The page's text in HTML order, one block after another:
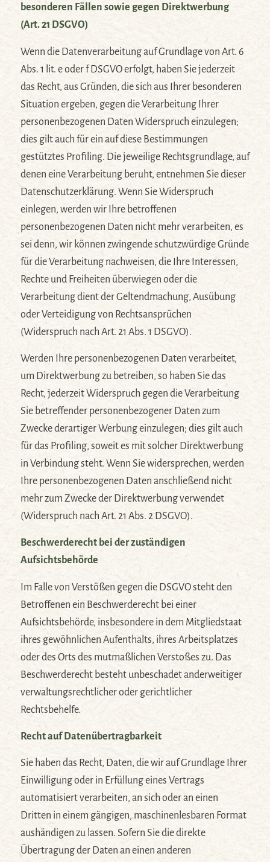
besonderen Fällen sowie gegen Direktwerbung
(Art. 21 DSGVO)
Wenn die Datenverarbeitung auf Grundlage von Art. 6
Abs. 1 lit. e oder f DSGVO erfolgt, haben Sie jederzeit
das Recht, aus Gründen, die sich aus Ihrer besonderen
Situation ergeben, gegen die Verarbeitung Ihrer
personenbezogenen Daten Widerspruch einzulegen;
dies gilt auch für ein auf diese Bestimmungen
gestütztes Profiling. Die jeweilige Rechtsgrundlage, auf
denen eine Verarbeitung beruht, entnehmen Sie dieser
Datenschutzerklärung. Wenn Sie Widerspruch
einlegen, werden wir Ihre betroffenen
personenbezogenen Daten nicht mehr verarbeiten, es
sei denn, wir können zwingende schutzwürdige Gründe
für die Verarbeitung nachweisen, die Ihre Interessen,
Rechte und Freiheiten überwiegen oder die
Verarbeitung dient der Geltendmachung, Ausübung
oder Verteidigung von Rechtsansprüchen
(Widerspruch nach Art. 21 Abs. 1 DSGVO).
Werden Ihre personenbezogenen Daten verarbeitet,
um Direktwerbung zu betreiben, so haben Sie das
Recht, jederzeit Widerspruch gegen die Verarbeitung
Sie betreffender personenbezogener Daten zum
Zwecke derartiger Werbung einzulegen; dies gilt auch
für das Profiling, soweit es mit solcher Direktwerbung
in Verbindung steht. Wenn Sie widersprechen, werden
Ihre personenbezogenen Daten anschließend nicht
mehr zum Zwecke der Direktwerbung verwendet
(Widerspruch nach Art. 21 Abs. 2 DSGVO).
Beschwerderecht bei der zuständigen
Aufsichtsbehörde
Im Falle von Verstößen gegen die DSGVO steht den
Betroffenen ein Beschwerderecht bei einer
Aufsichtsbehörde, insbesondere in dem Mitgliedstaat
ihres gewöhnlichen Aufenthalts, ihres Arbeitsplatzes
oder des Orts des mutmaßlichen Verstoßes zu. Das
Beschwerderecht besteht unbeschadet anderweitiger
verwaltungsrechtlicher oder gerichtlicher
Rechtsbehelfe.
Recht auf Datenübertragbarkeit
Sie haben das Recht, Daten, die wir auf Grundlage Ihrer
Einwilligung oder in Erfüllung eines Vertrags
automatisiert verarbeiten, an sich oder an einen
Dritten in einem gängigen, maschinenlesbaren Format
aushändigen zu lassen. Sofern Sie die direkte
Übertragung der Daten an einen anderen